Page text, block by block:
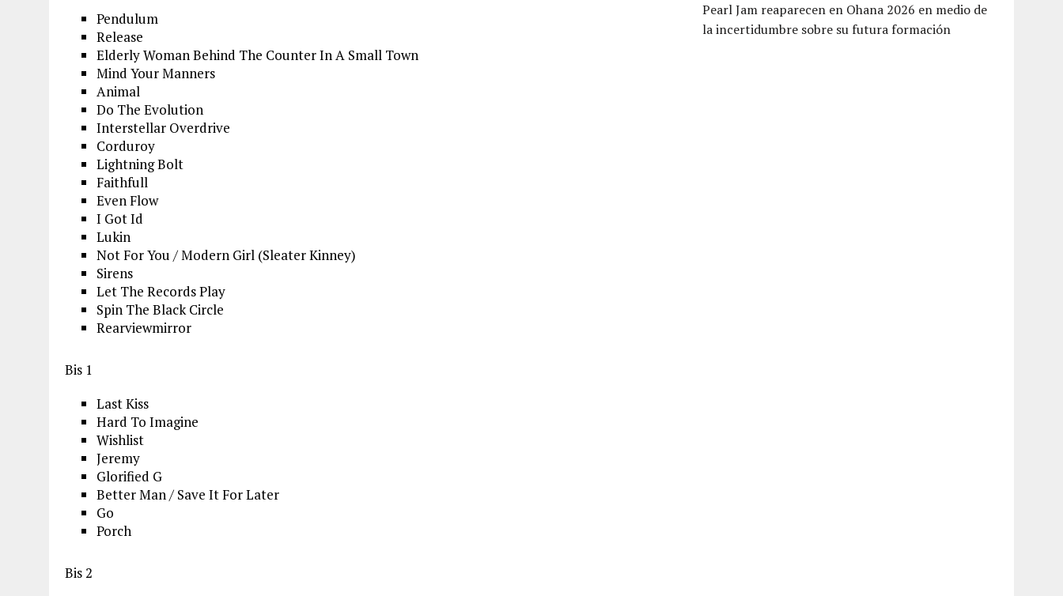
Pendulum
Release
Elderly Woman Behind The Counter In A Small Town
Mind Your Manners
Animal
Do The Evolution
Interstellar Overdrive
Corduroy
Lightning Bolt
Faithfull
Even Flow
I Got Id
Lukin
Not For You / Modern Girl (Sleater Kinney)
Sirens
Let The Records Play
Spin The Black Circle
Rearviewmirror
Bis 1
Last Kiss
Hard To Imagine
Wishlist
Jeremy
Glorified G
Better Man / Save It For Later
Go
Porch
Bis 2
Pearl Jam reaparecen en Ohana 2026 en medio de
la incertidumbre sobre su futura formación